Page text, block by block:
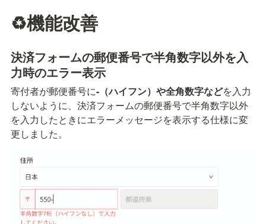
♻️機能改善
決済フォームの郵便番号で半角数字以外を入
力時のエラー表示
寄付者が郵便番号に-（ハイフン）や全角数字などを入力
しないように、決済フォームの郵便番号で半角数字以外
を入力したときにエラーメッセージを表示する仕様に変
更しました。